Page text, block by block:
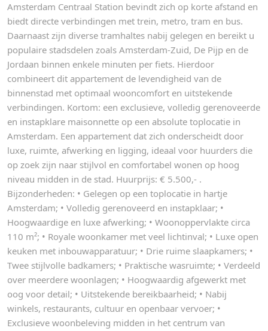
Amsterdam Centraal Station bevindt zich op korte afstand en
biedt directe verbindingen met trein, metro, tram en bus.
Daarnaast zijn diverse tramhaltes nabij gelegen en bereikt u
populaire stadsdelen zoals Amsterdam-Zuid, De Pijp en de
Jordaan binnen enkele minuten per fiets. Hierdoor
combineert dit appartement de levendigheid van de
binnenstad met optimaal wooncomfort en uitstekende
verbindingen. Kortom: een exclusieve, volledig gerenoveerde
en instapklare maisonnette op een absolute toplocatie in
Amsterdam. Een appartement dat zich onderscheidt door
luxe, ruimte, afwerking en ligging, ideaal voor huurders die
op zoek zijn naar stijlvol en comfortabel wonen op hoog
niveau midden in de stad. Huurprijs: € 5.500,- .
Bijzonderheden: • Gelegen op een toplocatie in hartje
Amsterdam; • Volledig gerenoveerd en instapklaar; •
Hoogwaardige en luxe afwerking; • Woonoppervlakte circa
110 m²; • Royale woonkamer met veel lichtinval; • Luxe open
keuken met inbouwapparatuur; • Drie ruime slaapkamers; •
Twee stijlvolle badkamers; • Praktische wasruimte; • Verdeeld
over meerdere woonlagen; • Hoogwaardig afgewerkt met
oog voor detail; • Uitstekende bereikbaarheid; • Nabij
winkels, restaurants, cultuur en openbaar vervoer; •
Exclusieve woonbeleving midden in het centrum van